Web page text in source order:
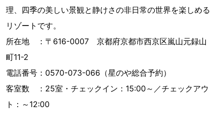
理、四季の美しい景観と静けさの非日常の世界を楽しめる
リゾートです。
所在地 ：〒616-0007 京都府京都市西京区嵐山元録山
町11-2
電話番号：0570-073-066（星のや総合予約）
客室数 ：25室・チェックイン：15:00～／チェックアウ
ト：～12:00